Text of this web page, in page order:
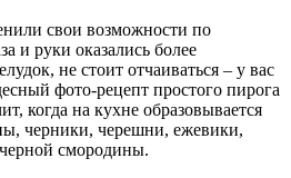
свои возможности по
и руки оказались более
не стоит отчаиваться – у вас
фото-рецепт простого пирога
когда на кухне образовывается
черники, черешни, ежевики,
смородины.